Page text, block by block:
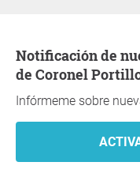
Notificación de nuevas peticiones en Provincia
de Coronel
Infórmeme sobre